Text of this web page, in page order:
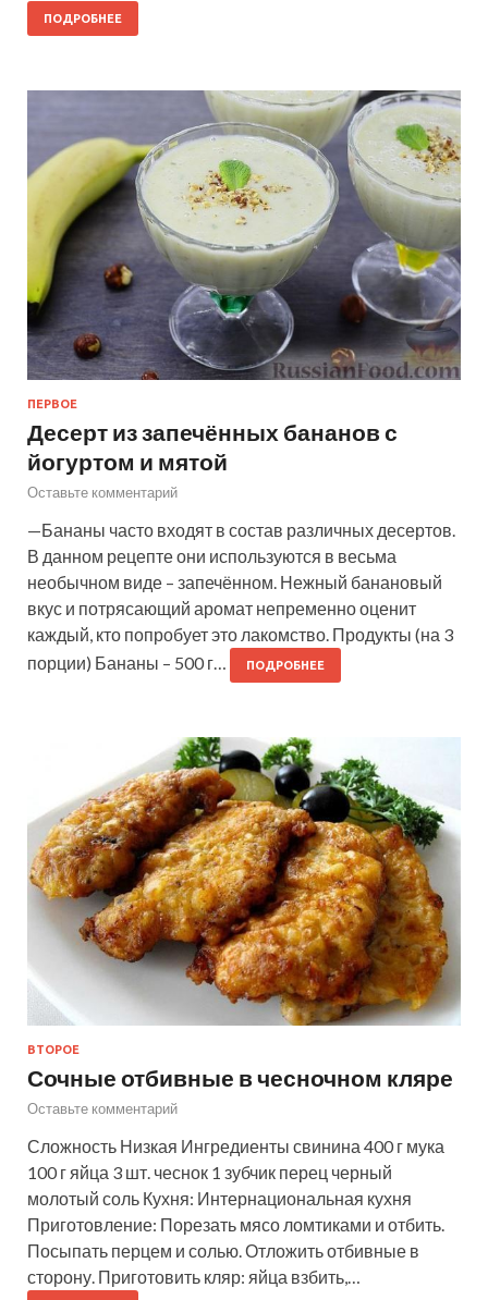
ПОДРОБНЕЕ
ПЕРВОЕ
Десерт из запечённых бананов с
йогуртом и мятой
Оставьте комментарий
—Бананы часто входят в состав различных десертов.
В данном рецепте они используются в весьма
необычном виде – запечённом. Нежный банановый
вкус и потрясающий аромат непременно оценит
каждый, кто попробует это лакомство. Продукты (на 3
порции) Бананы – 500 г…
ПОДРОБНЕЕ
ВТОРОЕ
Сочные отбивные в чесночном кляре
Оставьте комментарий
Сложность Низкая Ингредиенты свинина 400 г мука
100 г яйца 3 шт. чеснок 1 зубчик перец черный
молотый соль Кухня: Интернациональная кухня
Приготовление: Порезать мясо ломтиками и отбить.
Посыпать перцем и солью. Отложить отбивные в
сторону. Приготовить кляр: яйца взбить,…